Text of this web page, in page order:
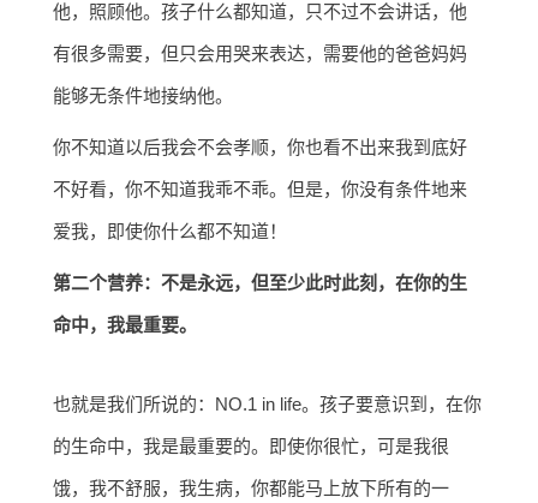
他，照顾他。孩子什么都知道，只不过不会讲话，他
有很多需要，但只会用哭来表达，需要他的爸爸妈妈
能够无条件地接纳他。
你不知道以后我会不会孝顺，你也看不出来我到底好
不好看，你不知道我乖不乖。但是，你没有条件地来
爱我，即使你什么都不知道！
第二个营养：不是永远，但至少此时此刻，在你的生
命中，我最重要。
也就是我们所说的：NO.1 in life。孩子要意识到，在你
的生命中，我是最重要的。即使你很忙，可是我很
饿，我不舒服，我生病，你都能马上放下所有的一